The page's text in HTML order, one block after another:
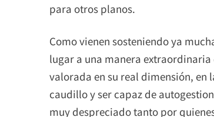
para otros planos.
Como vienen sosteniendo ya
lugar a una manera
valorada en su real dimensión, en
caudillo y ser capaz de
muy despreciado tanto por